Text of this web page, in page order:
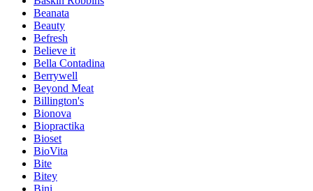
Beanata
Beauty
Befresh
Believe it
Bella Contadina
Berrywell
Beyond Meat
Billington's
Bionova
Biopractika
Bioset
BioVita
Bite
Bitey